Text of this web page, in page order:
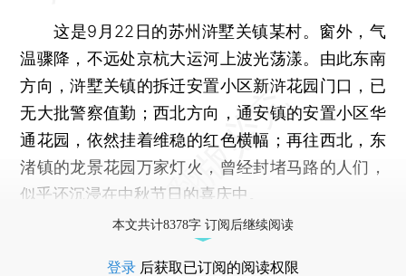
这是9月22日的苏州浒墅关镇某村。窗外，气
温骤降，不远处京杭大运河上波光荡漾。由此东南
方向，浒墅关镇的拆迁安置小区新浒花园门口，已
无大批警察值勤；西北方向，通安镇的安置小区华
通花园，依然挂着维稳的红色横幅；再往西北，东
渚镇的龙景花园万家灯火，曾经封堵马路的人们，
似乎还沉浸在中秋节日的喜庆中。
本文共计8378字 订阅后继续阅读
登录 后获取已订阅的阅读权限